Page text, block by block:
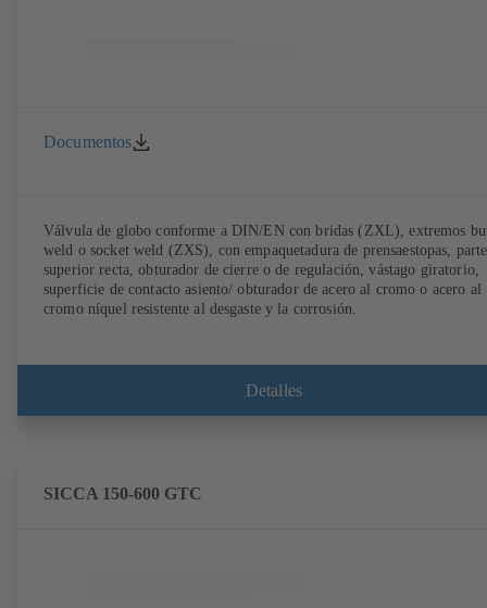
Documentos
Válvula de globo conforme a DIN/EN con bridas (ZXL), extremos
weld o socket weld (ZXS), con empaquetadura de prensaestopas, parte
superior recta, obturador de cierre o de regulación, vástago giratorio,
superficie de contacto asiento/ obturador de acero al cromo o acero al
cromo níquel resistente al desgaste y la corrosión.
Detalles
SICCA 150-600 GTC